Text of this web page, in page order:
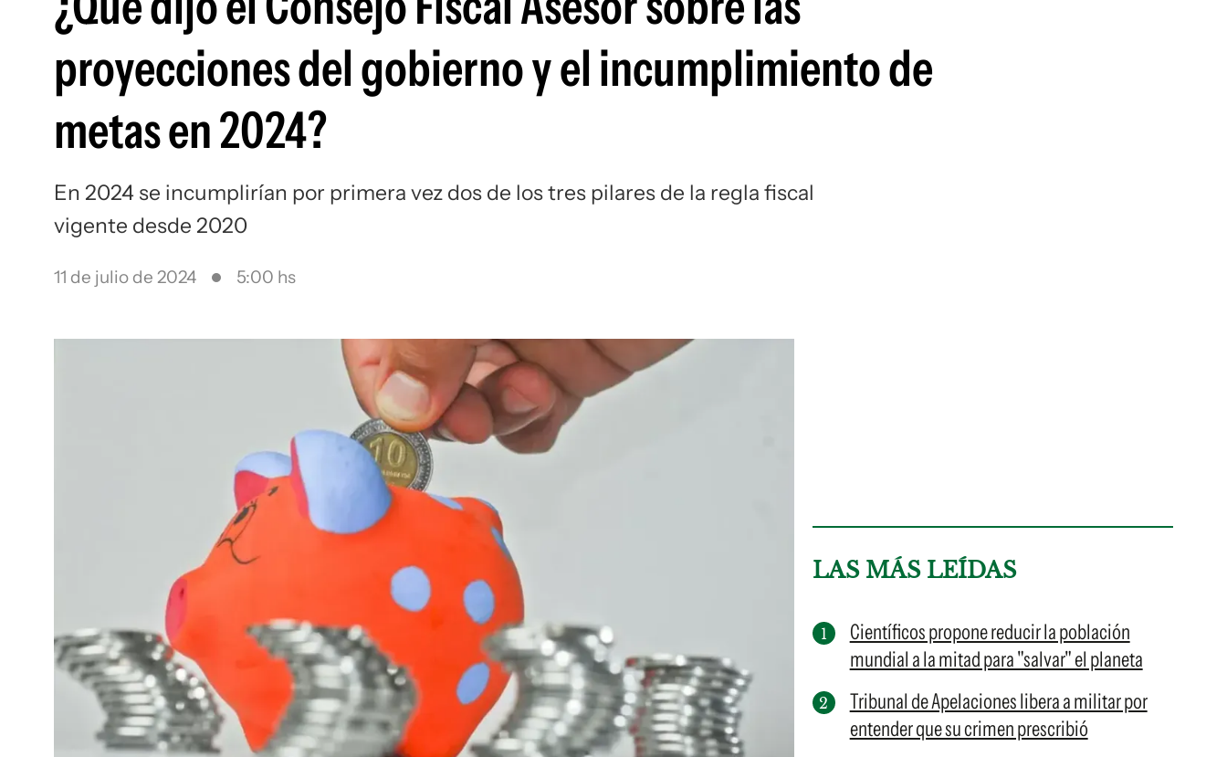
proyecciones del gobierno y el incumplimiento de
metas en 2024?
En 2024 se incumplirían por primera vez dos de los tres pilares de la regla fiscal
vigente desde 2020
11 de julio de 2024 5:00 hs
LAS MÁS LEÍDAS
Científicos propone reducir la población
mundial a la mitad para "salvar" el planeta
Tribunal de Apelaciones libera a militar por
entender que su crimen prescribió